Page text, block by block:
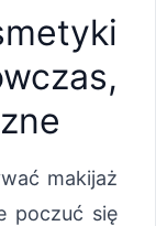
makijaż
poczuć się